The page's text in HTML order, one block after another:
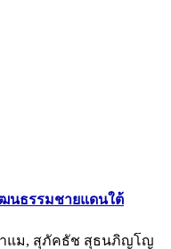
นธรรมชายแดนใต้
แม, สุภัคธัช สุธนภิญโญ